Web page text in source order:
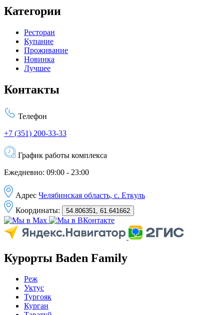
Категории
Ресторан
Купание
Проживание
Новинка
Лучшее
Контакты
Телефон
+7 (351) 200-33-33
График работы комплекса
Ежедневно: 09:00 - 23:00
Адрес Челябинская область, с. Еткуль
Координаты:
54.806351, 61.641662
Курорты Baden Family
Реж
Уктус
Тургояк
Курган